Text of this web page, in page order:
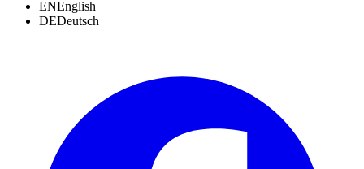
ENEnglish
DEDeutsch